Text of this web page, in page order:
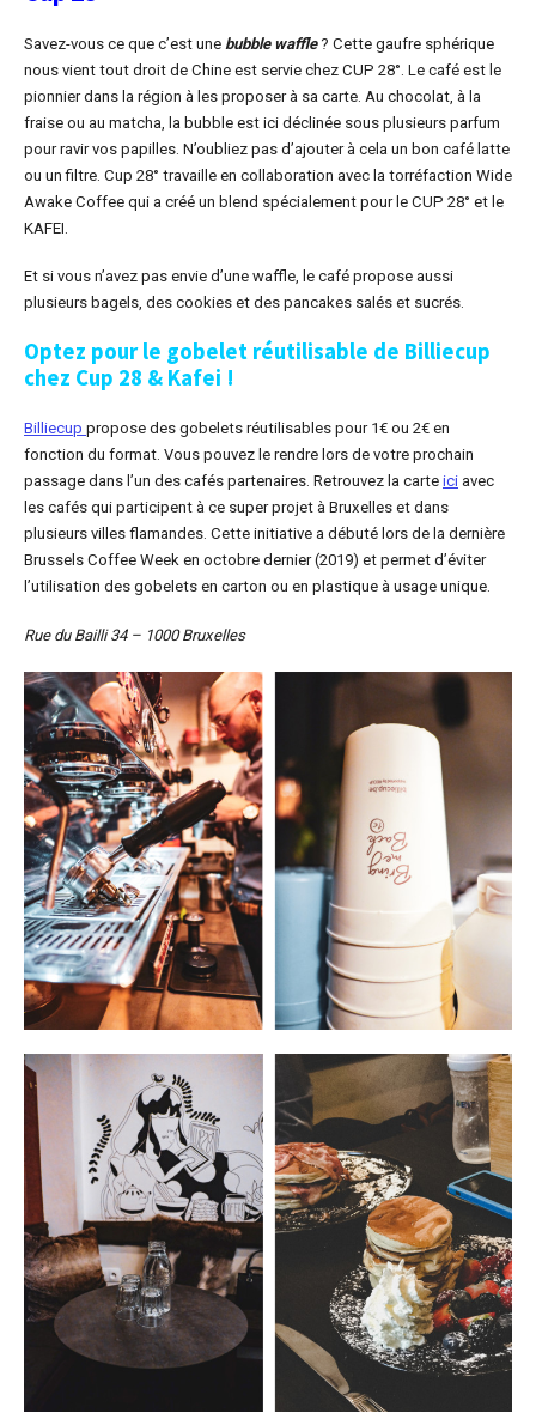
Savez-vous ce que c’est une bubble waffle? Cette gaufre sphérique
nous vient tout droit de Chine est servie chez CUP 28°. Le café est le
pionnier dans la région à les proposer à sa carte. Au chocolat, à la
fraise ou au matcha, la bubble est ici déclinée sous plusieurs parfum
pour ravir vos papilles. N’oubliez pas d’ajouter à cela un bon café latte
ou un filtre. Cup 28° travaille en collaboration avec la torréfaction Wide
Awake Coffee qui a créé un blend spécialement pour le CUP 28° et le
KAFEI.
Et si vous n’avez pas envie d’une waffle, le café propose aussi
plusieurs bagels, des cookies et des pancakes salés et sucrés.
Optez pour le gobelet réutilisable de Billiecup
chez Cup 28 & Kafei !
Billiecup propose des gobelets réutilisables pour 1€ ou 2€ en
fonction du format. Vous pouvez le rendre lors de votre prochain
passage dans l’un des cafés partenaires. Retrouvez la carte ici avec
les cafés qui participent à ce super projet à Bruxelles et dans
plusieurs villes flamandes. Cette initiative a débuté lors de la dernière
Brussels Coffee Week en octobre dernier (2019) et permet d’éviter
l’utilisation des gobelets en carton ou en plastique à usage unique.
Rue du Bailli 34 – 1000 Bruxelles